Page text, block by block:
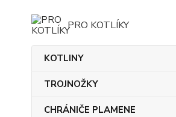
PRO KOTLÍKY
KOTLINY
TROJNOŽKY
CHRÁNIČE PLAMENE